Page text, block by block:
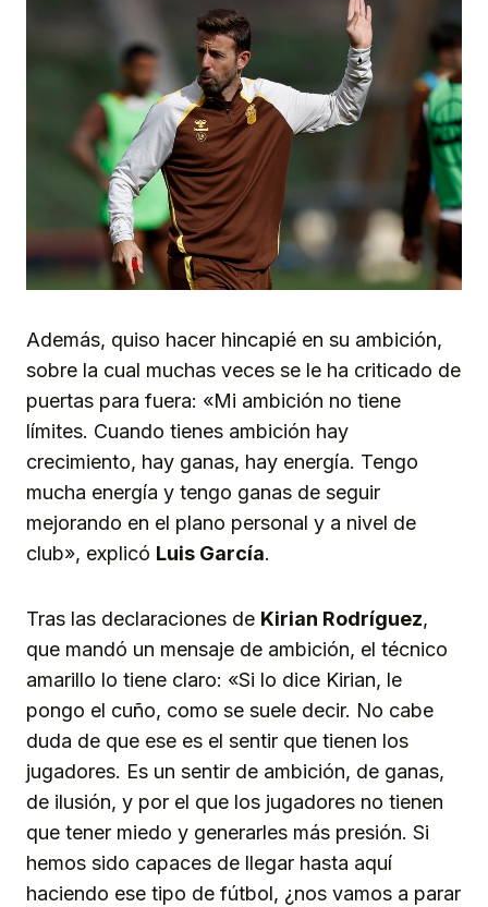
Además, quiso hacer hincapié en su ambición,
sobre la cual muchas veces se le ha criticado de
puertas para fuera: «Mi ambición no tiene
límites. Cuando tienes ambición hay
crecimiento, hay ganas, hay energía. Tengo
mucha energía y tengo ganas de seguir
mejorando en el plano personal y a nivel de
club», explicó Luis García.
Tras las declaraciones de Kirian Rodríguez,
que mandó un mensaje de ambición, el técnico
amarillo lo tiene claro: «Si lo dice Kirian, le
pongo el cuño, como se suele decir. No cabe
duda de que ese es el sentir que tienen los
jugadores. Es un sentir de ambición, de ganas,
de ilusión, y por el que los jugadores no tienen
que tener miedo y generarles más presión. Si
hemos sido capaces de llegar hasta aquí
haciendo ese tipo de fútbol, ¿nos vamos a parar